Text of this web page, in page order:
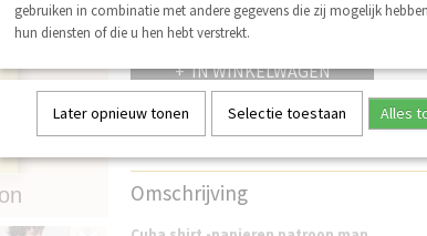
IN WINKELWAGEN
Specificaties
Productcode
Omschrijving
gebruiken in combinatie met andere gegevens die zij mogelijk
hun diensten of die u hen hebt verstrekt.
Later opnieuw tonen Selectie toestaan Alles